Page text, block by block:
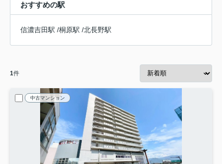
おすすめの駅
信濃吉田駅 /桐原駅 /北長野駅
1件
中古マンション